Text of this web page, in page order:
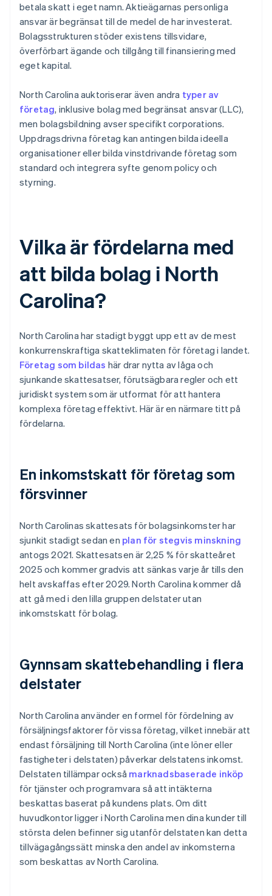
betala skatt i eget namn. Aktieägarnas personliga
ansvar är begränsat till de medel de har investerat.
Bolagsstrukturen stöder existens tillsvidare,
överförbart ägande och tillgång till finansiering med
eget kapital.
North Carolina auktoriserar även andra typer av
företag, inklusive bolag med begränsat ansvar (LLC),
men bolagsbildning avser specifikt corporations.
Uppdragsdrivna företag kan antingen bilda ideella
organisationer eller bilda vinstdrivande företag som
standard och integrera syfte genom policy och
styrning.
Vilka är fördelarna med
att bilda bolag i North
Carolina?
North Carolina har stadigt byggt upp ett av de mest
konkurrenskraftiga skatteklimaten för företag i landet.
Företag som bildas här drar nytta av låga och
sjunkande skattesatser, förutsägbara regler och ett
juridiskt system som är utformat för att hantera
komplexa företag effektivt. Här är en närmare titt på
fördelarna.
En inkomstskatt för företag som
försvinner
North Carolinas skattesats för bolagsinkomster har
sjunkit stadigt sedan en plan för stegvis minskning
antogs 2021. Skattesatsen är 2,25 % för skatteåret
2025 och kommer gradvis att sänkas varje år tills den
helt avskaffas efter 2029. North Carolina kommer då
att gå med i den lilla gruppen delstater utan
inkomstskatt för bolag.
Gynnsam skattebehandling i flera
delstater
North Carolina använder en formel för fördelning av
försäljningsfaktorer för vissa företag, vilket innebär att
endast försäljning till North Carolina (inte löner eller
fastigheter i delstaten) påverkar delstatens inkomst.
Delstaten tillämpar också marknadsbaserade inköp
för tjänster och programvara så att intäkterna
beskattas baserat på kundens plats. Om ditt
huvudkontor ligger i North Carolina men dina kunder till
största delen befinner sig utanför delstaten kan detta
tillvägagångssätt minska den andel av inkomsterna
som beskattas av North Carolina.